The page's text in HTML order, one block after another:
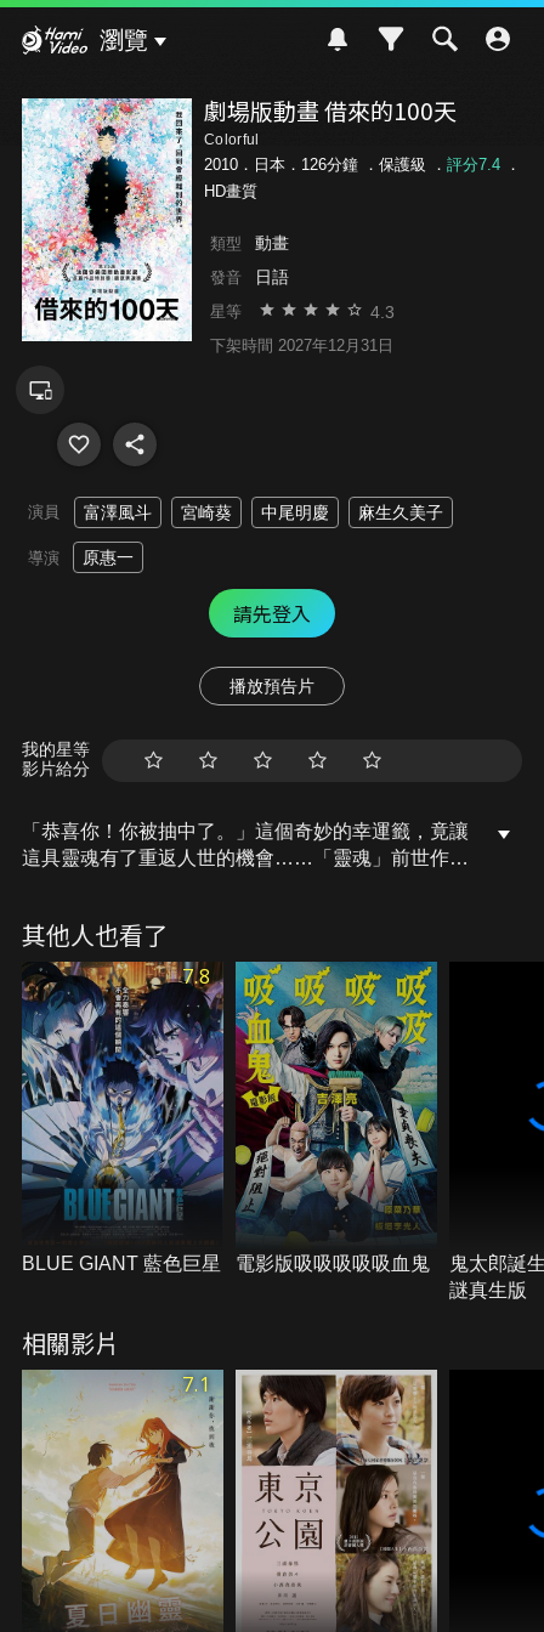
瀏覽
劇場版動畫 借來的100天
Colorful
2010．日本．126分鐘 ． 保護級 ． 評分7.4．
HD畫質
類型 動畫
發音 日語
星等 4.3
下架時間 2027年12月31日
演員 富澤風斗 宮崎葵 中尾明慶 麻生久美子
導演 原惠一
請先登入
播放預告片
我的星等
影片給分
「恭喜你！你被抽中了。」這個奇妙的幸運籤，竟讓
這具靈魂有了重返人世的機會……「靈魂」前世作惡
的少年身體，展開一段奇妙的寄身旅程。這場「靈魂
修行」之旅，乍看是殘酷的寓言童話，但其實是在鼓
吹生命的奧妙。少男在與家人、同學相處的過程中，
產生了微妙的情感，體悟到人生縱使有喜有悲、有愛
有恨，也該珍惜一切努力活下去！
其他人也看了
7.8
BLUE GIANT 藍色巨星 電影版吸吸吸吸吸血鬼
鬼太郎誕
謎真生版
相關影片
7.1